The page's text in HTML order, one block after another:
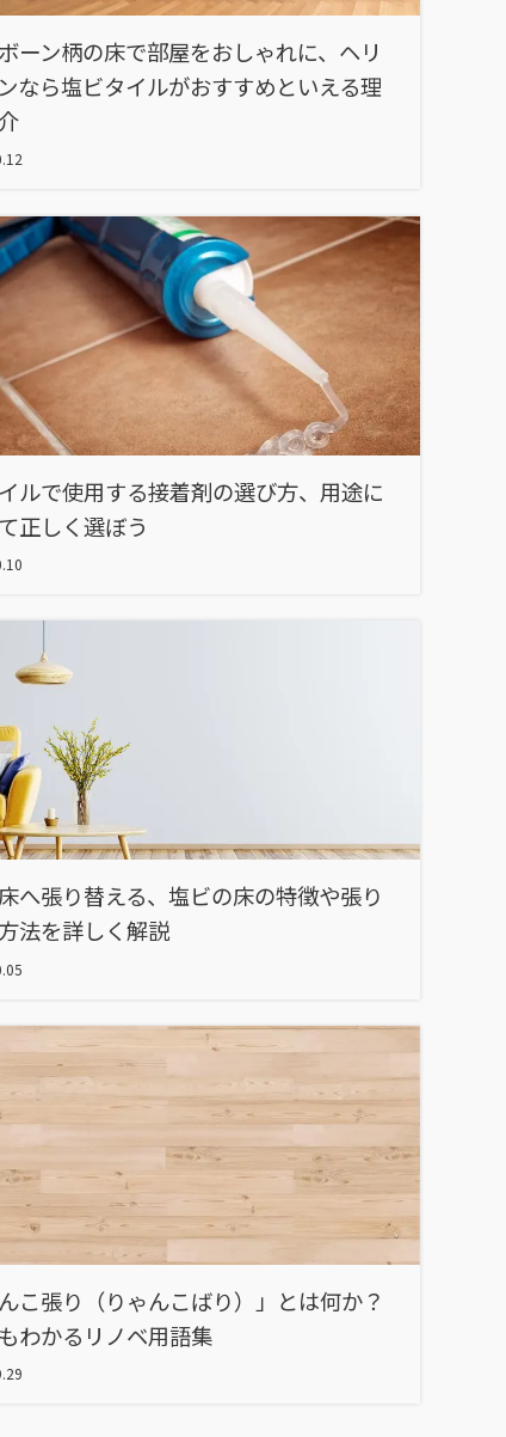
ーン柄の床で部屋をおしゃれに、ヘリ
なら塩ビタイルがおすすめといえる理
ルで使用する接着剤の選び方、用途に
正しく選ぼう
へ張り替える、塩ビの床の特徴や張り
法を詳しく解説
んこ張り（りゃんこばり）」とは何か？
わかるリノベ用語集